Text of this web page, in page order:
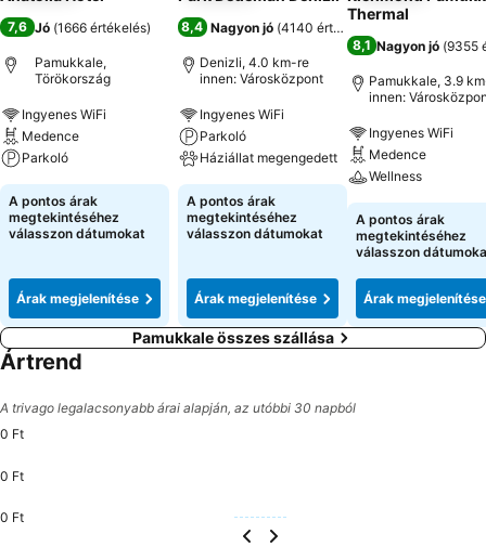
7,6 Jó (1666 értékelés)
Pamukkale,
Törökország
Ingyenes WiFi
Medence
Parkoló
A pontos árak
megtekintéséhez
válasszon dátumokat
Árak megjelenítése
8,4 Nagyon jó (4140 értékelés
Denizli, 4.0 km-re
innen: Városközpont
Ingyenes WiFi
Parkoló
Háziállat megengedett
A pontos árak
megtekintéséhez
válasszon dátumokat
Árak megjelenítése
Thermal
8,1 Nagyon jó (9355
Pamukkale, 3.9
innen:
Ingyenes WiFi
Medence
Wellness
A pontos árak
megtekintéséhez
válasszon
Árak megjelenítése
Pamukkale összes szállása
Ártrend
A trivago legalacsonyabb árai alapján, az utóbbi 30 napból
0 Ft
0 Ft
0 Ft